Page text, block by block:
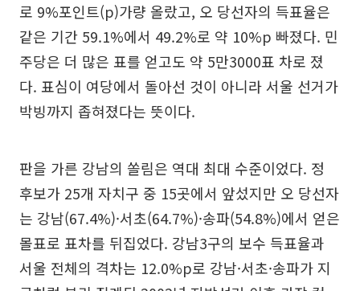
로 9%포인트(p)가량 올랐고, 오 당선자의 득표율은
같은 기간 59.1%에서 49.2%로 약 10%p 빠졌다. 민
주당은 더 많은 표를 얻고도 약 5만3000표 차로 졌
다. 표심이 여당에서 돌아선 것이 아니라 서울 선거가
박빙까지 좁혀졌다는 뜻이다.
판을 가른 강남의 쏠림은 역대 최대 수준이었다. 정
후보가 25개 자치구 중 15곳에서 앞섰지만 오 당선자
는 강남(67.4%)·서초(64.7%)·송파(54.8%)에서 얻은
몰표로 표차를 뒤집었다. 강남3구의 보수 득표율과
서울 전체의 격차는 12.0%p로 강남·서초·송파가 지